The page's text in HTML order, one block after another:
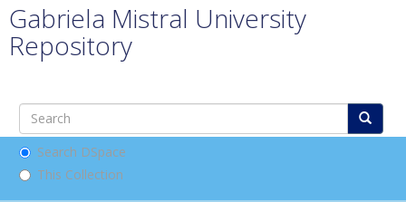
Gabriela Mistral University
Repository
Search DSpace
This Collection